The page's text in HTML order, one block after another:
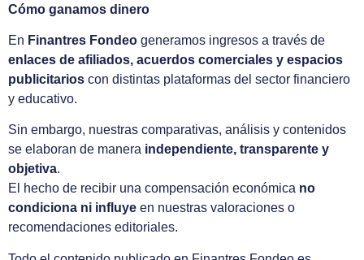
Cómo ganamos dinero
En Finantres Fondeo generamos ingresos a través de
enlaces de afiliados, acuerdos comerciales y espacios
publicitarios con distintas plataformas del sector financiero
y educativo.
Sin embargo, nuestras comparativas, análisis y contenidos
se elaboran de manera independiente, transparente y
objetiva.
El hecho de recibir una compensación económica no
condiciona ni influye en nuestras valoraciones o
recomendaciones editoriales.